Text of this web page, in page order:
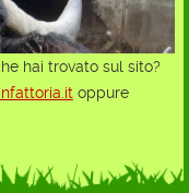
hai trovato sul sito?
oppure